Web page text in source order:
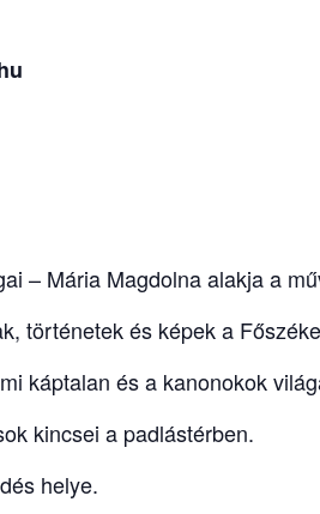
– Mária Magdolna alakja a
történetek és képek a
káptalan és a kanonokok
kincsei a padlástérben.
helye.